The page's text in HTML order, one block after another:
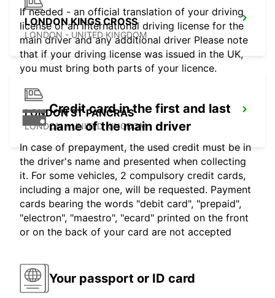
LONDON KINGS CROSS
LONDON - UNITED KINGDOM
LONDON ST PANCRAS
LONDON - UNITED KINGDOM
If needed - an official translation of your driving
license or an international driving license for the
main driver and any additional driver Please note
that if your driving license was issued in the UK,
you must bring both parts of your licence.
Credit card in the first and last
name of the main driver
In case of prepayment, the used credit must be in
the driver's name and presented when collecting
it. For some vehicles, 2 compulsory credit cards,
including a major one, will be requested. Payment
cards bearing the words "debit card", "prepaid",
"electron", "maestro", "ecard" printed on the front
or on the back of your card are not accepted
Your passport or ID card